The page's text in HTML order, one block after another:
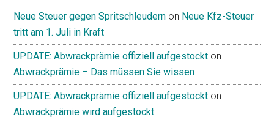
Neue Steuer gegen Spritschleudern on Neue Kfz-Steuer
tritt am 1. Juli in Kraft
UPDATE: Abwrackprämie offiziell aufgestockt on
Abwrackprämie – Das müssen Sie wissen
UPDATE: Abwrackprämie offiziell aufgestockt on
Abwrackprämie wird aufgestockt